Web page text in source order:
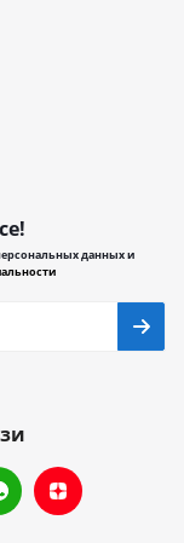
данных и